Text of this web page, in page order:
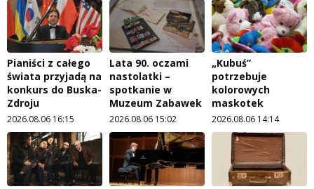
Pianiści z całego
świata przyjadą na
konkurs do Buska-
Zdroju
2026.08.06 16:15
Lata 90. oczami
nastolatki –
spotkanie w
Muzeum Zabawek
2026.08.06 15:02
„Kubuś”
potrzebuje
kolorowych
maskotek
2026.08.06 14:14